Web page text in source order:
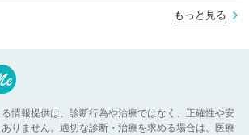
もっと見る
情報提供は、診断行為や治療ではなく、正確性や安
りません。適切な診断・治療を求める場合は、医療